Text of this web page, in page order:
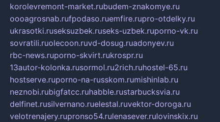
korolevremont-market.rubudem-znakomye.ru
oooagrosnab.rufpodaso.ruemfire.rupro-otdelky.ru
ukrasotki.ruseksuzbek.ruseks-uzbek.ruporno-vk.ru
sovratili.ruolecoon.ruvd-dosug.ruadonyev.ru
rbc-news.ruporno-skvirt.rukrospr.ru
13autor-kolonka.rusormol.ru2rich.ruhostel-65.ru
hostserve.ruporno-na-russkom.rumishinlab.ru
neznobi.rubigfatcc.ruhabble.rustarbucksvia.ru
delfinet.rusilvernano.ruelestal.ruvektor-doroga.ru
velotrenajery.rupronso54.rulenasever.rulovinskix.ru